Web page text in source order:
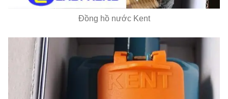
Đồng hồ nước Kent